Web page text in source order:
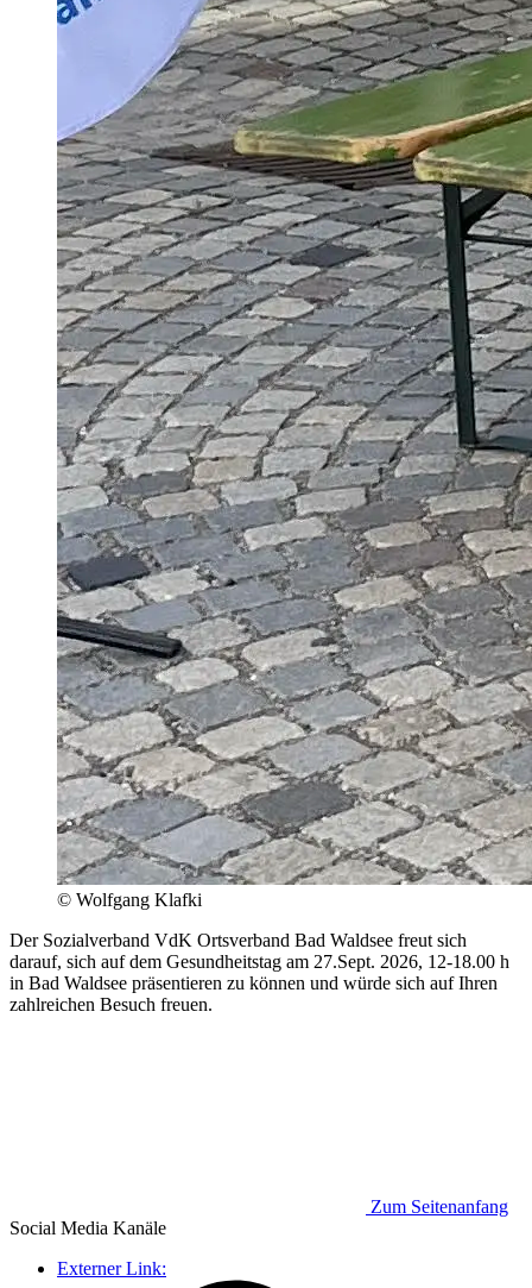
© Wolfgang Klafki
Der Sozialverband VdK Ortsverband Bad Waldsee freut sich
darauf, sich auf dem Gesundheitstag am 27.Sept. 2026, 12-18.00 h
in Bad Waldsee präsentieren zu können und würde sich auf Ihren
zahlreichen Besuch freuen.
Zum Seitenanfang
Social Media Kanäle
Externer Link: